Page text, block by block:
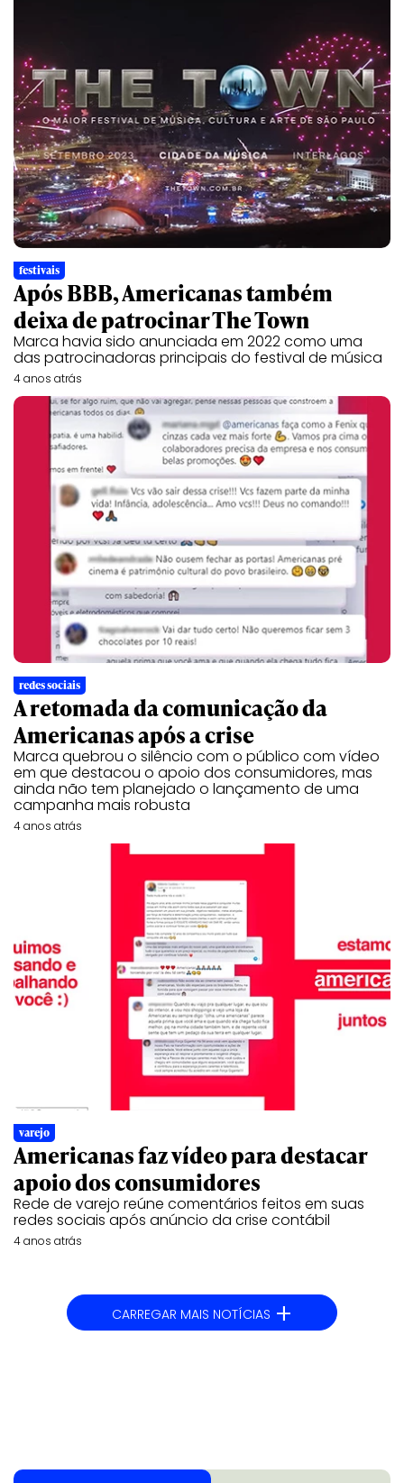
festivais
Após BBB, Americanas também
deixa de patrocinar The Town
Marca havia sido anunciada em 2022 como uma
das patrocinadoras principais do festival de música
4 anos atrás
redes sociais
A retomada da comunicação da
Americanas após a crise
Marca quebrou o silêncio com o público com vídeo
em que destacou o apoio dos consumidores, mas
ainda não tem planejado o lançamento de uma
campanha mais robusta
4 anos atrás
varejo
Americanas faz vídeo para destacar
apoio dos consumidores
Rede de varejo reúne comentários feitos em suas
redes sociais após anúncio da crise contábil
4 anos atrás
CARREGAR MAIS NOTÍCIAS +